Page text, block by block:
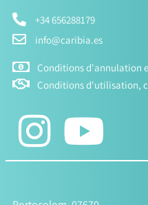
+34 656288179
info@caribia.es
Conditions d'annulation
Conditions d'utilisation,